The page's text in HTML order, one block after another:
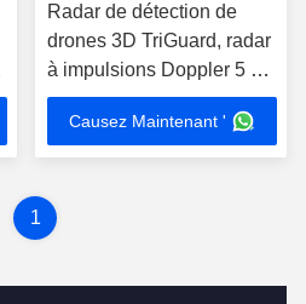
Radar de détection de
drones 3D TriGuard, radar
à impulsions Doppler 5 km
pour les drones
Causez Maintenant '
1